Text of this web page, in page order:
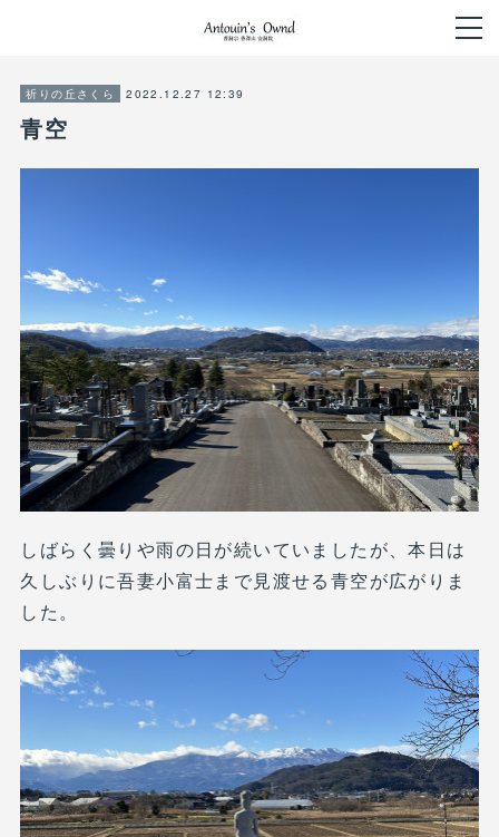
祈りの丘さくら 2022.12.27 12:39
青空
しばらく曇りや雨の日が続いていましたが、本日は
久しぶりに吾妻小富士まで見渡せる青空が広がりま
した。